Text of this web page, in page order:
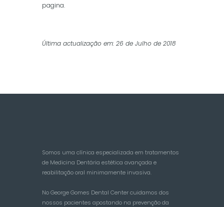
pagina.
Última actualização em: 26 de Julho de 2018
Somos uma clínica especializada em tratamentos
de Medicina Dentária estética avançada e
reabilitação oral minimamente invasiva.
No George Gomes Dental Center cuidamos dos
nossos pacientes apostando na prevenção da